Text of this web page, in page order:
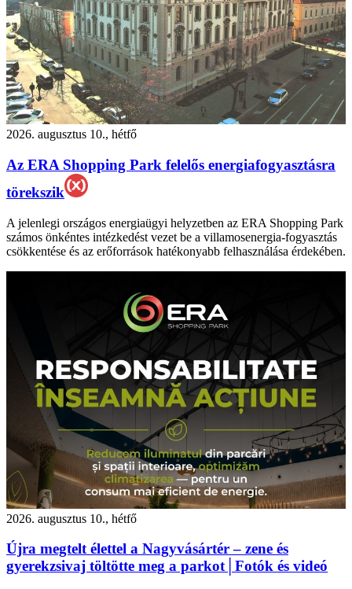
2026. augusztus 10., hétfő
Az ERA Shopping Park felelős energiafogyasztásra
törekszik
A jelenlegi országos energiaügyi helyzetben az ERA Shopping Park
számos önkéntes intézkedést vezet be a villamosenergia-fogyasztás
csökkentése és az erőforrások hatékonyabb felhasználása érdekében.
2026. augusztus 10., hétfő
Újra megtelt élettel a Nagyvásártér – zene és
gyerekzsivaj töltötte meg a parkot│Fotók és videó